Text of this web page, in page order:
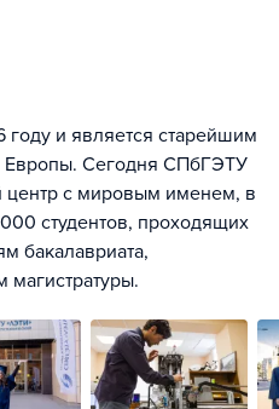
году и является старейшим
Европы. Сегодня СПбГЭТУ
центр с мировым именем, в
студентов, проходящих
бакалавриата,
магистратуры.